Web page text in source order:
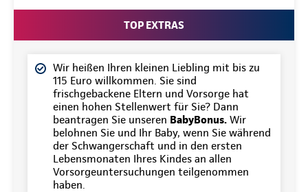
TOP EXTRAS
Wir heißen Ihren kleinen Liebling mit bis zu
115 Euro willkommen. Sie sind
frischgebackene Eltern und Vorsorge hat
einen hohen Stellenwert für Sie? Dann
beantragen Sie unseren BabyBonus. Wir
belohnen Sie und Ihr Baby, wenn Sie während
der Schwangerschaft und in den ersten
Lebensmonaten Ihres Kindes an allen
Vorsorgeuntersuchungen teilgenommen
haben.